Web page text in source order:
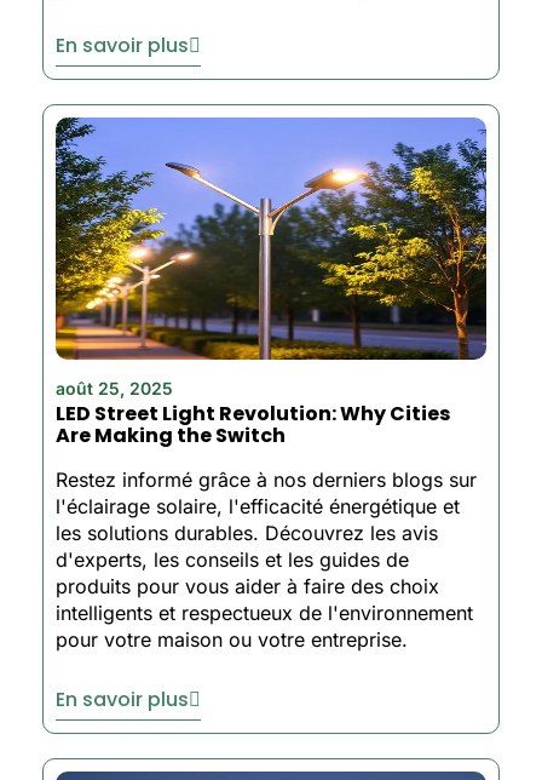
En savoir plus
août 25, 2025
LED Street Light Revolution: Why Cities
Are Making the Switch
Restez informé grâce à nos derniers blogs sur
l'éclairage solaire, l'efficacité énergétique et
les solutions durables. Découvrez les avis
d'experts, les conseils et les guides de
produits pour vous aider à faire des choix
intelligents et respectueux de l'environnement
pour votre maison ou votre entreprise.
En savoir plus